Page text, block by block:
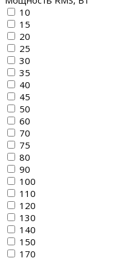
10
15
20
25
30
35
40
45
50
60
70
75
80
90
100
110
120
130
140
150
170